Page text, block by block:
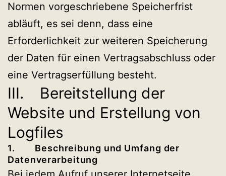
Normen vorgeschriebene Speicherfrist
abläuft, es sei denn, dass eine
Erforderlichkeit zur weiteren Speicherung
der Daten für einen Vertragsabschluss oder
eine Vertragserfüllung besteht.
III. Bereitstellung der
Website und Erstellung von
Logfiles
1. Beschreibung und Umfang der
Datenverarbeitung